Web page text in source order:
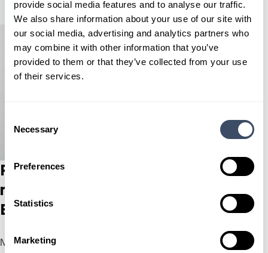
provide social media features and to analyse our traffic.
We also share information about your use of our site with
our social media, advertising and analytics partners who
may combine it with other information that you’ve
provided to them or that they’ve collected from your use
of their services.
Selection
Necessary
Preferences
Statistics
Marketing
Profiteren van de huidige fiscale
regeling? Kies voor de Mercedes-
Benz GLC
Met de pseudo-eindheffing die in 2027 ingaat, is dit